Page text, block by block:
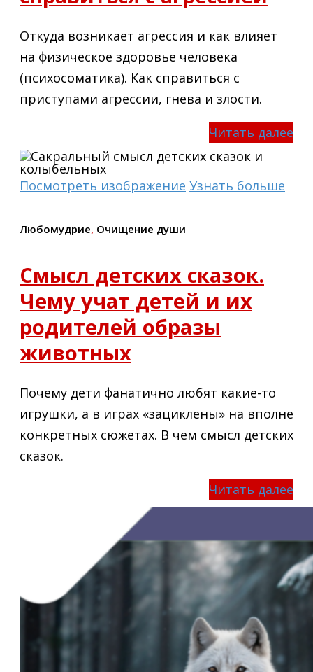
Откуда возникает агрессия и как влияет
на физическое здоровье человека
(психосоматика). Как справиться с
приступами агрессии, гнева и злости.
Читать далее
Посмотреть изображение Узнать больше
Любомудрие, Очищение души
Смысл детских сказок.
Чему учат детей и их
родителей образы
животных
Почему дети фанатично любят какие-то
игрушки, а в играх «зациклены» на вполне
конкретных сюжетах. В чем смысл детских
сказок.
Читать далее